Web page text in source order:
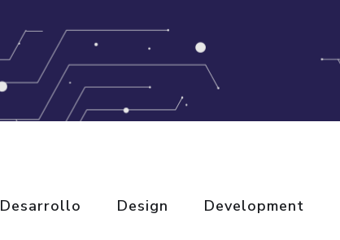
Desarrollo Design Development